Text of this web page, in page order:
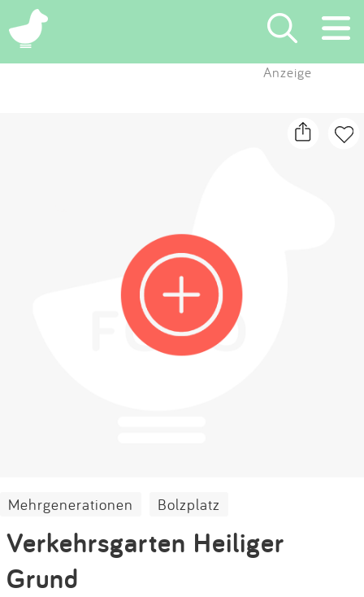
×
Blog
Partner
Kontakt
Impressum
Anzeige
Mehrgenerationen Bolzplatz
Verkehrsgarten Heiliger
Grund